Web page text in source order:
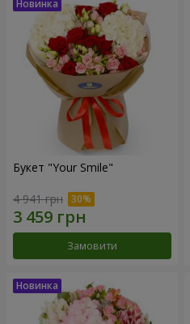
Букет "Your Smile"
4 941 грн
Замовити